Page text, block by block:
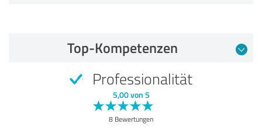
Empfehlung
Top-Kompetenzen
Professionalität
5,00 von 5
8 Bewertungen